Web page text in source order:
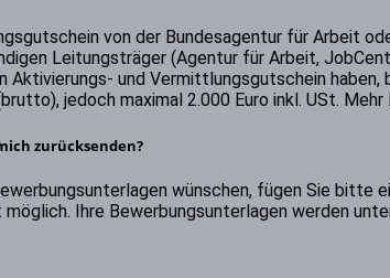
von der Bundesagentur für Arbeit
Leitungsträger (Agentur für Arbeit,
Aktivierungs- und Vermittlungsgutschein
jedoch maximal 2.000 Euro inkl. USt.
zurücksenden?
wünschen, fügen Sie
Ihre Bewerbungsunterlagen werden